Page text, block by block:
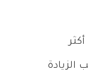
الزيادة